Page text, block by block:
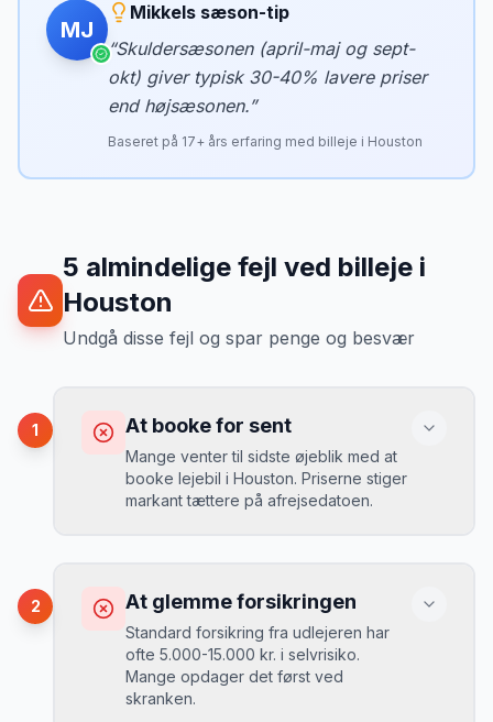
MJ
Mikkels sæson-tip
“Skuldersæsonen (april-maj og sept-
okt) giver typisk 30-40% lavere priser
end højsæsonen.”
Baseret på 17+ års erfaring med billeje i Houston
5 almindelige fejl ved billeje i
Houston
Undgå disse fejl og spar penge og besvær
1 At booke for sent
Mange venter til sidste øjeblik med at
booke lejebil i Houston. Priserne stiger
markant tættere på afrejsedatoen.
Du betaler 30-50% mere, og de bedste
biler er udsolgt.
Løsning
2 At glemme forsikringen
Standard forsikring fra udlejeren har
ofte 5.000-15.000 kr. i selvrisiko.
Mange opdager det først ved
skranken.